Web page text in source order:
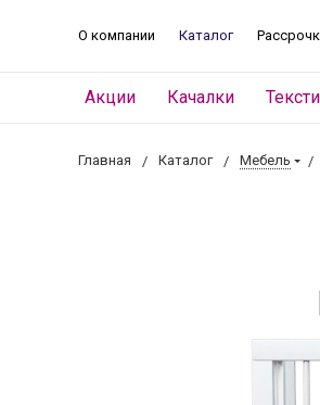
О компании Каталог
Акции Качалки
Главная Каталог Мебель